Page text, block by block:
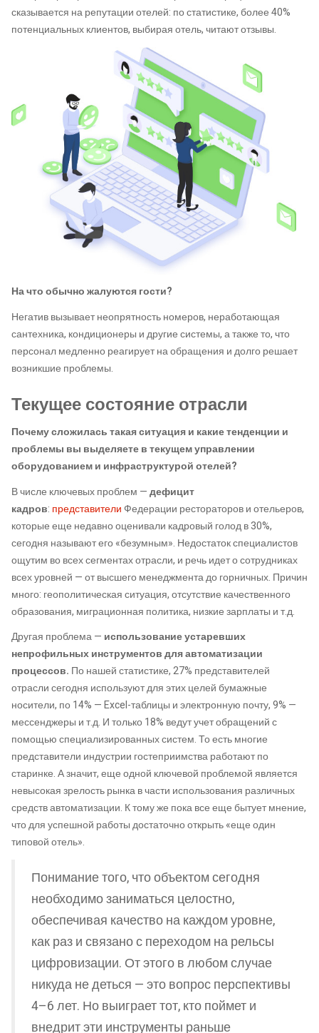
сказывается на репутации отелей: по статистике, более 40%
потенциальных клиентов, выбирая отель, читают отзывы.
На что обычно жалуются гости?
Негатив вызывает неопрятность номеров, неработающая
сантехника, кондиционеры и другие системы, а также то, что
персонал медленно реагирует на обращения и долго решает
возникшие проблемы.
Текущее состояние отрасли
Почему сложилась такая ситуация и какие тенденции и
проблемы вы выделяете в текущем управлении
оборудованием и инфраструктурой отелей?
В числе ключевых проблем —дефицит
кадров: представителиФедерации рестораторов и отельеров,
которые еще недавно оценивали кадровый голод в 30%,
сегодня называют его «безумным». Недостаток специалистов
ощутим во всех сегментах отрасли, и речь идет о сотрудниках
всех уровней — от высшего менеджмента до горничных. Причин
много: геополитическая ситуация, отсутствие качественного
образования, миграционная политика, низкие зарплаты и т.д.
Другая проблема — использование устаревших
непрофильных инструментов для автоматизации
процессов. По нашей статистике, 27% представителей
отрасли сегодня используют для этих целей бумажные
носители, по 14% — Excel-таблицы и электронную почту, 9% —
мессенджеры и т.д. И только 18% ведут учет обращений с
помощью специализированных систем. То есть многие
представители индустрии гостеприимства работают по
старинке. А значит, еще одной ключевой проблемой является
невысокая зрелость рынка в части использования различных
средств автоматизации. К тому же пока все еще бытует мнение,
что для успешной работы достаточно открыть «еще один
типовой отель».
Понимание того, что объектом сегодня
необходимо заниматься целостно,
обеспечивая качество на каждом уровне,
как раз и связано с переходом на рельсы
цифровизации. От этого в любом случае
никуда не деться — это вопрос перспективы
4–6 лет. Но выиграет тот, кто поймет и
внедрит эти инструменты раньше